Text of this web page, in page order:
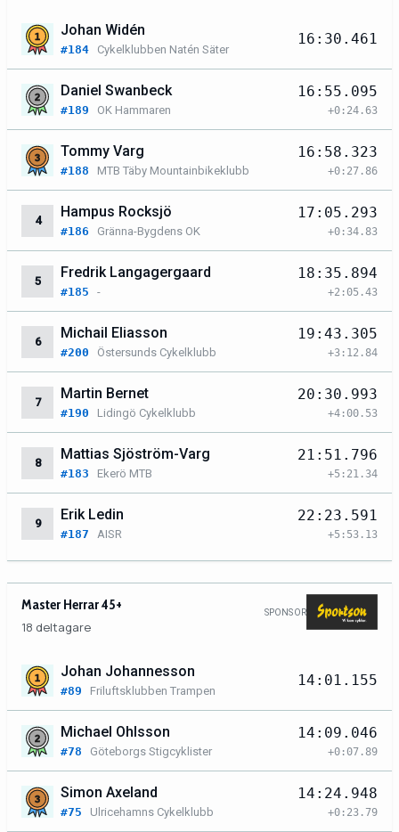
Johan Widén
#184 Cykelklubben Natén Säter
16:30.461
Daniel Swanbeck
#189 OK Hammaren
16:55.095
+0:24.63
Tommy Varg
#188 MTB Täby Mountainbikeklubb
16:58.323
+0:27.86
4
Hampus Rocksjö
#186 Gränna-Bygdens OK
17:05.293
+0:34.83
5
Fredrik Langagergaard
#185 -
18:35.894
+2:05.43
6
Michail Eliasson
#200 Östersunds Cykelklubb
19:43.305
+3:12.84
7
Martin Bernet
#190 Lidingö Cykelklubb
20:30.993
+4:00.53
8
Mattias Sjöström-Varg
#183 Ekerö MTB
21:51.796
+5:21.34
9
Erik Ledin
#187 AISR
22:23.591
+5:53.13
Master Herrar 45+
18 deltagare
SPONSOR
Johan Johannesson
#89 Friluftsklubben Trampen
14:01.155
Michael Ohlsson
#78 Göteborgs Stigcyklister
14:09.046
+0:07.89
Simon Axeland
#75 Ulricehamns Cykelklubb
14:24.948
+0:23.79